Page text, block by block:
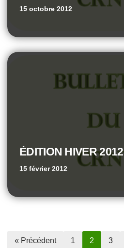
15 octobre 2012
ÉDITION HIVER 2012
15 février 2012
« Précédent 1 2 3